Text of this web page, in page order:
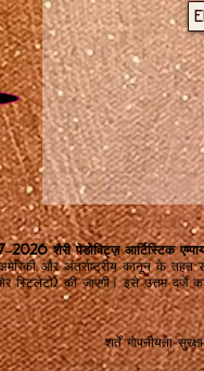
शैरी पेडोविट्ज़ आर्टिस्टिक
और अंतर्राष्ट्रीय कानून के तहत
स्टिलेटो) की जाएगी। इसे उत्तम
शर्तें गोपनीयता सुरक्षा